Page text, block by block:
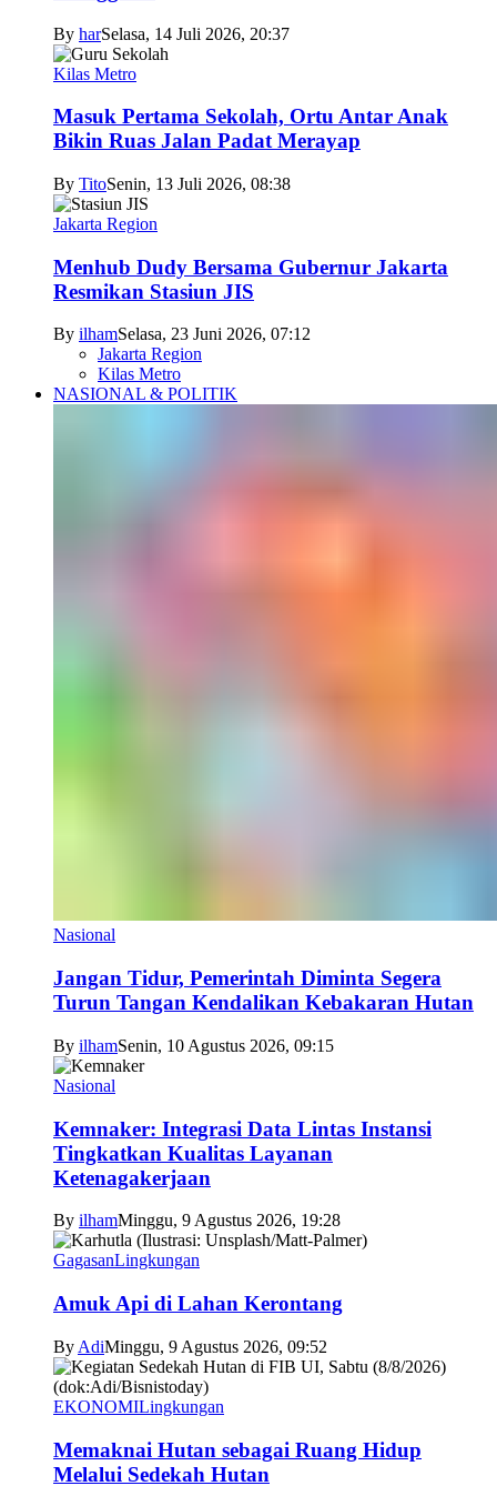
By harSelasa, 14 Juli 2026, 20:37
Kilas Metro
Masuk Pertama Sekolah, Ortu Antar Anak
Bikin Ruas Jalan Padat Merayap
By TitoSenin, 13 Juli 2026, 08:38
Jakarta Region
Menhub Dudy Bersama Gubernur Jakarta
Resmikan Stasiun JIS
By ilhamSelasa, 23 Juni 2026, 07:12
Jakarta Region
Kilas Metro
NASIONAL & POLITIK
Nasional
Jangan Tidur, Pemerintah Diminta Segera
Turun Tangan Kendalikan Kebakaran Hutan
By ilhamSenin, 10 Agustus 2026, 09:15
Nasional
Kemnaker: Integrasi Data Lintas Instansi
Tingkatkan Kualitas Layanan
Ketenagakerjaan
By ilhamMinggu, 9 Agustus 2026, 19:28
GagasanLingkungan
Amuk Api di Lahan Kerontang
By AdiMinggu, 9 Agustus 2026, 09:52
EKONOMILingkungan
Memaknai Hutan sebagai Ruang Hidup
Melalui Sedekah Hutan